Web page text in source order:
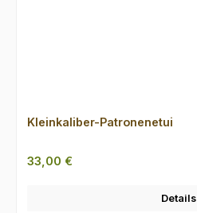
Kleinkaliber-Patronenetui
Regulärer Preis:
33,00 €
Details